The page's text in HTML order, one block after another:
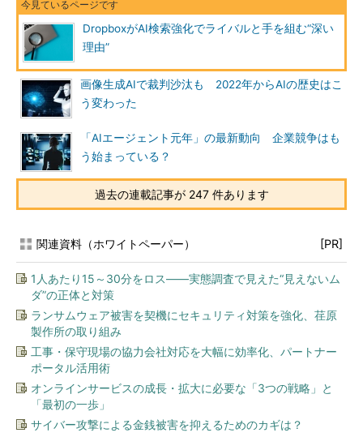
DropboxがAI検索強化でライバルと手を組む“深い
理由”
画像生成AIで裁判沙汰も 2022年からAIの歴史はこ
う変わった
「AIエージェント元年」の最新動向 企業競争はも
う始まっている？
過去の連載記事が 247 件あります
関連資料（ホワイトペーパー） [PR]
1人あたり15～30分をロス――実態調査で見えた“見えないム
ダ”の正体と対策
ランサムウェア被害を契機にセキュリティ対策を強化、荏原
製作所の取り組み
工事・保守現場の協力会社対応を大幅に効率化、パートナー
ポータル活用術
オンラインサービスの成長・拡大に必要な「3つの戦略」と
「最初の一歩」
サイバー攻撃による金銭被害を抑えるためのカギは？